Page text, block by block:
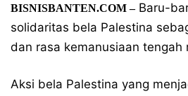
BISNISBANTEN.COM –Baru-
solidaritas bela Palestina
dan rasa kemanusiaan tengah
Aksi bela Palestina yang